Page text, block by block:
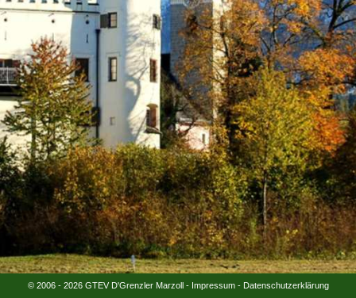
© 2006 - 2026 GTEV D'Grenzler Marzoll - Impressum- Datenschutzerklärung